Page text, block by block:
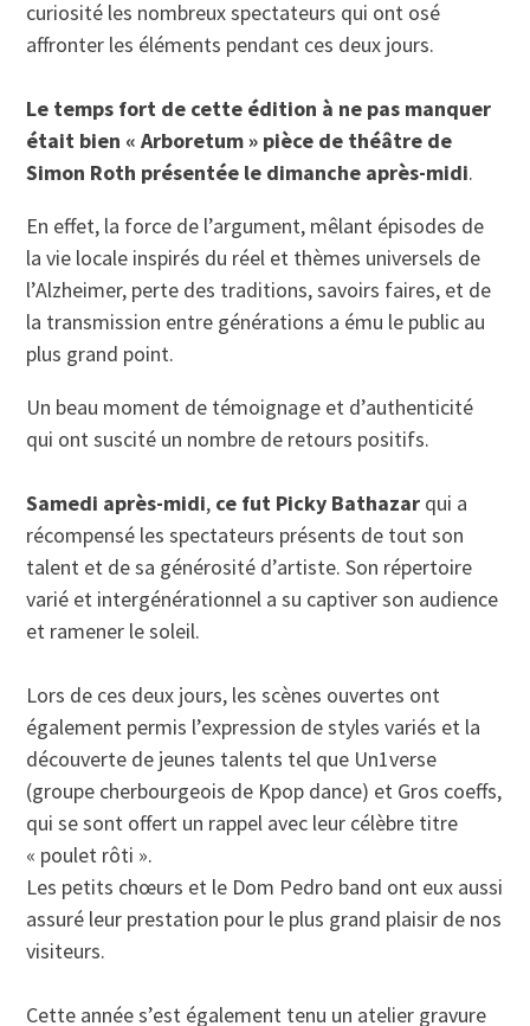
curiosité les nombreux spectateurs qui ont osé
affronter les éléments pendant ces deux jours.
Le temps fort de cette édition à ne pas manquer
était bien « Arboretum » pièce de théâtre de
Simon Roth présentée le dimanche après-midi.
En effet, la force de l’argument, mêlant épisodes de
la vie locale inspirés du réel et thèmes universels de
l’Alzheimer, perte des traditions, savoirs faires, et de
la transmission entre générations a ému le public au
plus grand point.
Un beau moment de témoignage et d’authenticité
qui ont suscité un nombre de retours positifs.
Samedi après-midi, ce fut Picky Bathazar qui a
récompensé les spectateurs présents de tout son
talent et de sa générosité d’artiste. Son répertoire
varié et intergénérationnel a su captiver son audience
et ramener le soleil.
Lors de ces deux jours, les scènes ouvertes ont
également permis l’expression de styles variés et la
découverte de jeunes talents tel que Un1verse
(groupe cherbourgeois de Kpop dance) et Gros coeffs,
qui se sont offert un rappel avec leur célèbre titre
« poulet rôti ».
Les petits chœurs et le Dom Pedro band ont eux aussi
assuré leur prestation pour le plus grand plaisir de nos
visiteurs.
Cette année s’est également tenu un atelier gravure